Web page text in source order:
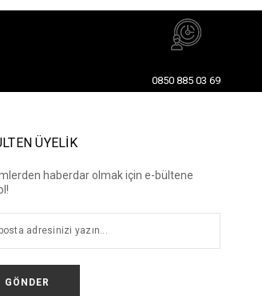
0850 885 03 69
ÜYELİK
haberdar olmak için e-bültene
GÖNDER